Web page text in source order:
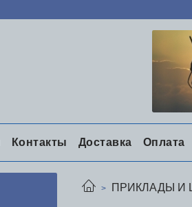
Контакты Доставка Оплата
ПРИКЛАДЫ И